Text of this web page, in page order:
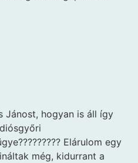
Jánost, hogyan is áll így
Elárulom egy
még, kidurrant a